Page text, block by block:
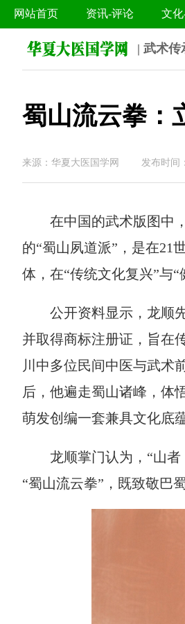
网站首页 资讯-评论 文
| 武术传
蜀山流云拳：
来源：华夏大医国学网 发布时间
在中国的武术版图中
的“蜀山夙道派”，是在21
体，在“传统文化复兴”与
公开资料显示， 龙顺
并取得商标注册证，旨在
川中多位民间中医与武术
后，他遍走蜀山诸峰，体
萌发创编一套兼具文化底
龙顺掌门认为，“山
“蜀山流云拳”，既致敬巴